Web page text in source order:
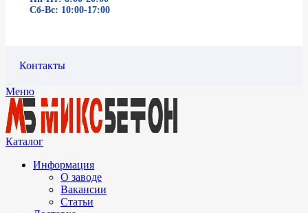
Сб-Вс: 10:00-17:00
Контакты
Меню
Каталог
Информация
О заводе
Вакансии
Статьи